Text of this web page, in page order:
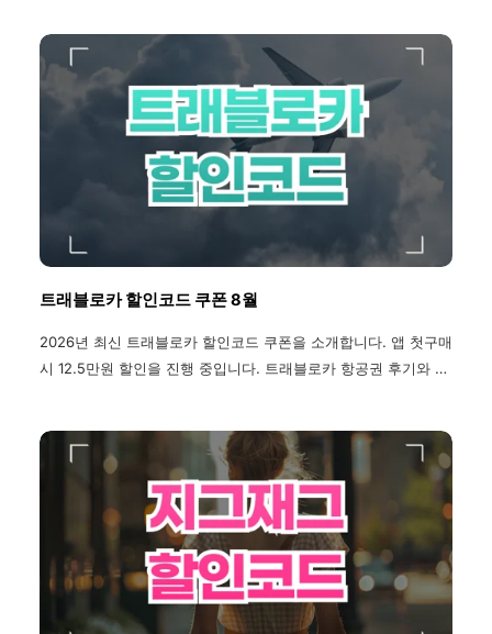
트래블로카 할인코드 쿠폰 8월
2026년 최신 트래블로카 할인코드 쿠폰을 소개합니다. 앱 첫구매
시 12.5만원 할인을 진행 중입니다. 트래블로카 항공권 후기와 사